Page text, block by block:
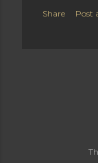
Share Post